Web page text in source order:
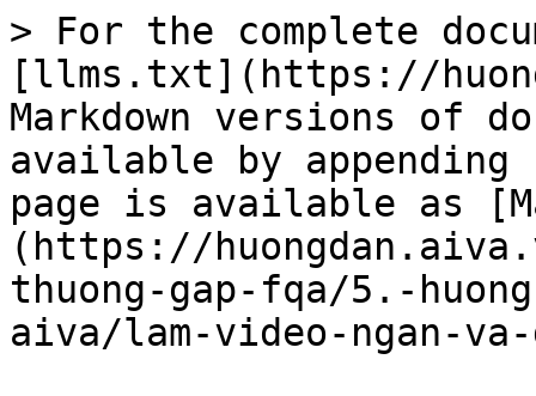
> For the complete
[llms.txt](https://
Markdown versions of
available by
page is available as
(https://
thuong-gap-fqa/5.-
aiva/lam-video-ngan-